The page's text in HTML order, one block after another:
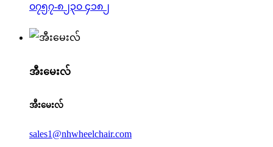
၀၇၅၇-၈၂၃၀ ၄၁၈၂
အီးမေးလ်
အီးမေးလ်
sales1@nhwheelchair.com